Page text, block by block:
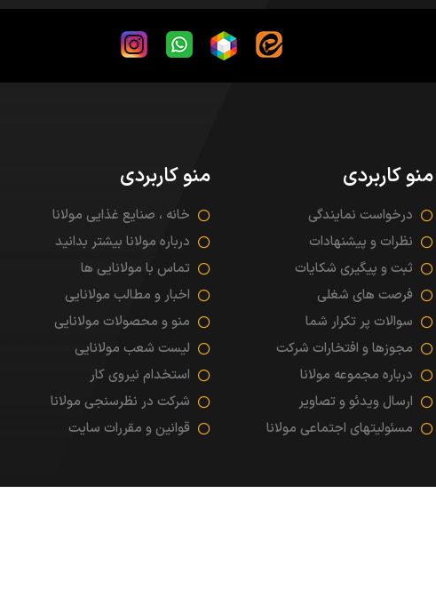
منو کاربردی
درخواست نمایندگی
نظرات و پیشنهادات
ثبت و پیگیری شکایات
فرصت های شغلی
سوالات پر تکرار شما
مجوزها و افتخارات شرکت
درباره مجموعه مولانا
ارسال ویدئو و تصاویر
مسئولیتهای اجتماعی مولانا
منو کاربردی
خانه ، صنایع غذایی مولانا
درباره مولانا بیشتر بدانید
تماس با مولانایی ها
اخبار و مطالب مولانایی
منو و محصولات مولانایی
لیست شعب مولانایی
استخدام نیروی کار
شرکت در نظرسنجی مولانا
قوانین و مقررات سایت
شبکه های اجتماعی
ابراهیم فـــرد